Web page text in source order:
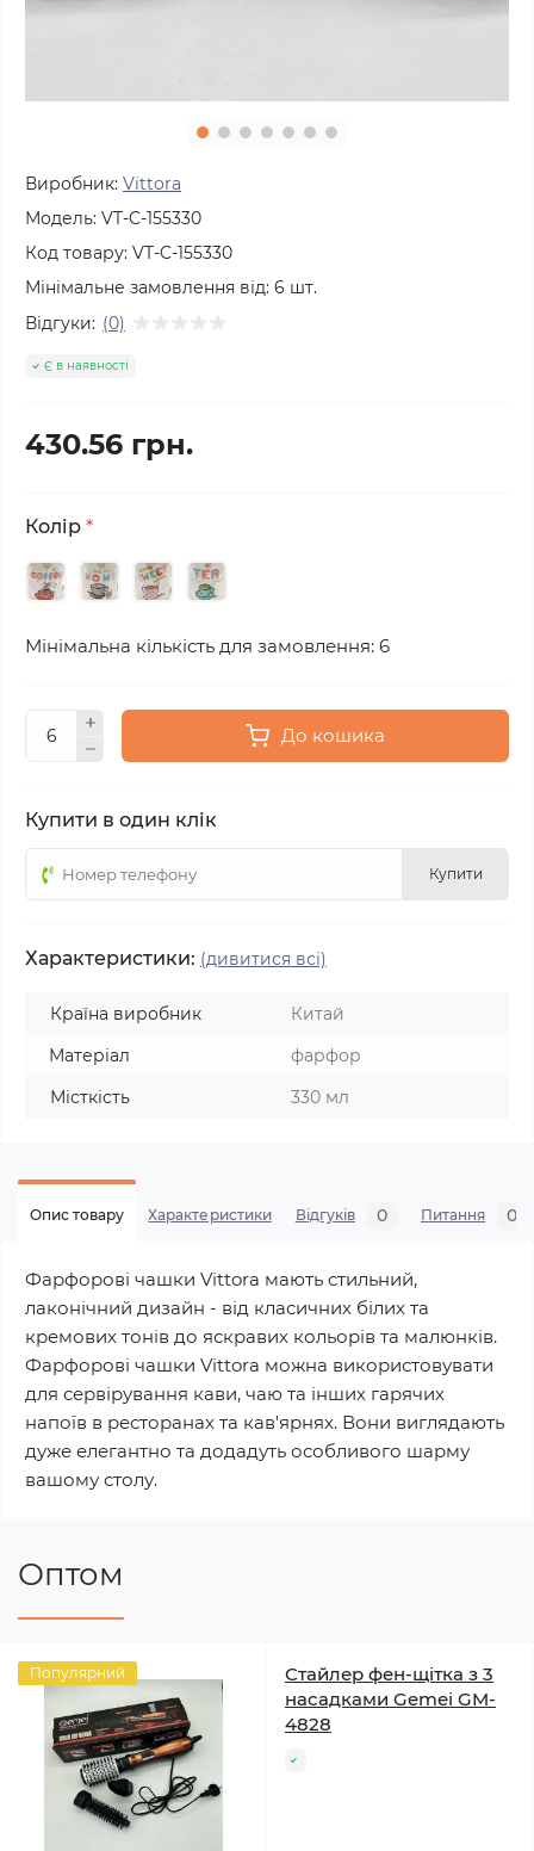
Виробник: Vittora
Модель: VT-C-155330
Код товару: VT-C-155330
Мінімальне замовлення від: 6 шт.
Відгуки: (0)
Є в наявності
430.56 грн.
Колір *
Мінімальна кількість для замовлення: 6
До кошика
Купити в один клік
Купити
Характеристики: (дивитися всі)
Країна виробник
Китай
Матеріал
фарфор
Місткість
330 мл
Опис товару Характеристики Відгуків 0 Питання 0
Фарфорові чашки Vittora мають стильний,
лаконічний дизайн - від класичних білих та
кремових тонів до яскравих кольорів та малюнків.
Фарфорові чашки Vittora можна використовувати
для сервірування кави, чаю та інших гарячих
напоїв в ресторанах та кав'ярнях. Вони виглядають
дуже елегантно та додадуть особливого шарму
вашому столу.
Оптом
Популярний
Стайлер фен-щітка з 3
насадками Gemei GM-
4828